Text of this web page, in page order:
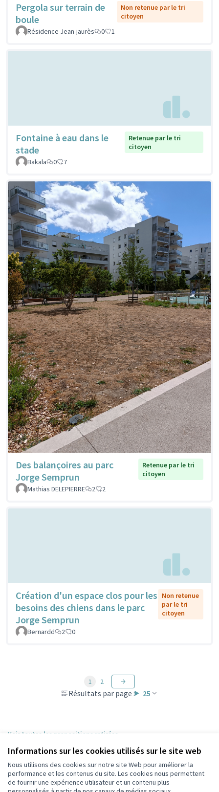
Informations sur les cookies utilisés sur le site web
Nous utilisons des cookies sur notre site Web pour améliorer la
performance et les contenus du site. Les cookies nous permettent
de fournir une expérience utilisateur et un contenu plus
Pergola sur terrain de
boule
Non retenue par le tri
citoyen
Résidence Jean-jaurès
0 1
Fontaine à eau dans le
stade
Retenue par le tri
citoyen
Bakala
0 7
Des balançoires au parc
Jorge Semprun
Retenue par le tri
citoyen
Mathias DELEPIERRE
2 2
Création d'un espace clos pour les
besoins des chiens dans le parc
Jorge Semprun
Non retenue
par le tri
citoyen
Bernardd 2 0
Résultats par page : 25
1 2
Voir toutes les propositions retirées
Conditions d'utilisation
Paramètres des cookies
Participez Villeurbanne sur X
Participez Villeurbanne sur Facebook
Participez Villeurbanne sur Instagram
Participez Villeurbanne sur YouTube